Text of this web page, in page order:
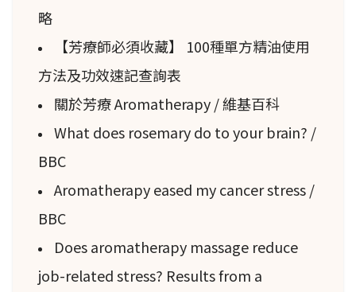
略
【芳療師必須收藏】 100種單方精油使用
方法及功效速記查詢表
關於芳療 Aromatherapy / 維基百科
What does rosemary do to your brain? /
BBC
Aromatherapy eased my cancer stress /
BBC
Does aromatherapy massage reduce
job-related stress? Results from a